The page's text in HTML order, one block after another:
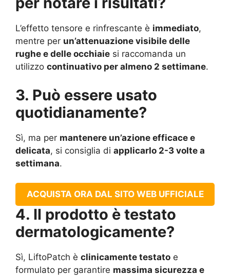
L’effetto tensore e rinfrescante è immediato,
mentre per un’attenuazione visibile delle
rughe e delle occhiaie si raccomanda un
utilizzo continuativo per almeno 2 settimane.
3. Può essere usato
quotidianamente?
Sì, ma per mantenere un’azione efficace e
delicata, si consiglia di applicarlo 2-3 volte a
settimana.
ACQUISTA ORA DAL SITO WEB UFFICIALE
4. Il prodotto è testato
dermatologicamente?
Sì, LiftoPatch è clinicamente testato e
formulato per garantire massima sicurezza e